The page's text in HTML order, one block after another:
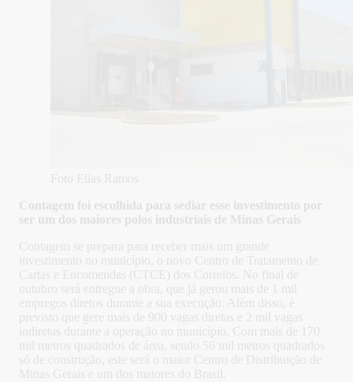
Foto Elias Ramos
Contagem foi escolhida para sediar esse investimento por
ser um dos maiores polos industriais de Minas Gerais
Contagem se prepara para receber mais um grande
investimento no município, o novo Centro de Tratamento de
Cartas e Encomendas (CTCE) dos Correios. No final de
outubro será entregue a obra, que já gerou mais de 1 mil
empregos diretos durante a sua execução. Além disso, é
previsto que gere mais de 900 vagas diretas e 2 mil vagas
indiretas durante a operação no município. Com mais de 170
mil metros quadrados de área, sendo 56 mil metros quadrados
só de construção, este será o maior Centro de Distribuição de
Minas Gerais e um dos maiores do Brasil.